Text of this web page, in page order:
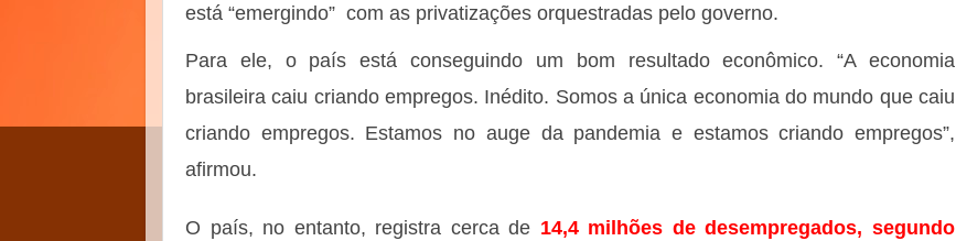
está “emergindo” com as privatizações orquestradas pelo governo.
Para ele, o país está conseguindo um bom resultado econômico. “A economia
brasileira caiu criando empregos. Inédito. Somos a única economia do mundo que caiu
criando empregos. Estamos no auge da pandemia e estamos criando empregos”,
afirmou.
O país, no entanto, registra cerca de 14,4 milhões de desempregados, segundo